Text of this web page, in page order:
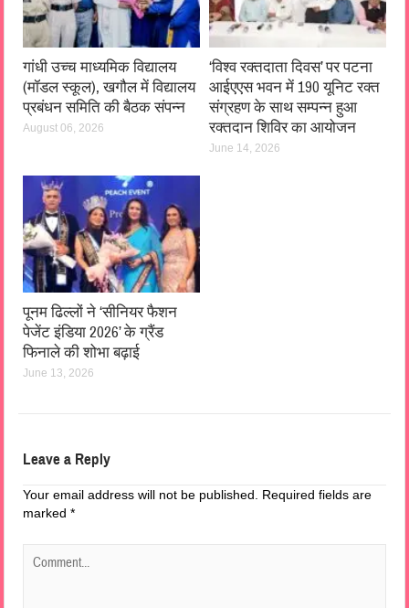
गांधी उच्च माध्यमिक विद्यालय
(मॉडल स्कूल), खगौल में विद्यालय
प्रबंधन समिति की बैठक संपन्न
August 06, 2026
‘विश्व रक्तदाता दिवस’ पर पटना
आईएएस भवन में 190 यूनिट रक्त
संग्रहण के साथ सम्पन्न हुआ
रक्तदान शिविर का आयोजन
June 14, 2026
पूनम ढिल्लों ने ‘सीनियर फैशन
पेजेंट इंडिया 2026’ के ग्रैंड
फिनाले की शोभा बढ़ाई
June 13, 2026
Leave a Reply
Your email address will not be published.
Required fields are
marked*